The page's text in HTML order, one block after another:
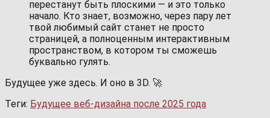
перестанут быть плоскими — и это только
начало. Кто знает, возможно, через пару лет
твой любимый сайт станет не просто
страницей, а полноценным интерактивным
пространством, в котором ты сможешь
буквально гулять.
Будущее уже здесь. И оно в 3D. 🚀
Теги: Будущее веб-дизайна после 2025 года